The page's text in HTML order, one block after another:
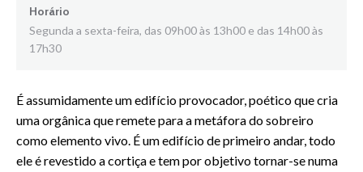
Horário
Segunda a sexta-feira, das 09h00 às 13h00 e das 14h00 às
17h30
É assumidamente um edifício provocador, poético que cria
uma orgânica que remete para a metáfora do sobreiro
como elemento vivo. É um edifício de primeiro andar, todo
ele é revestido a cortiça e tem por objetivo tornar-se numa